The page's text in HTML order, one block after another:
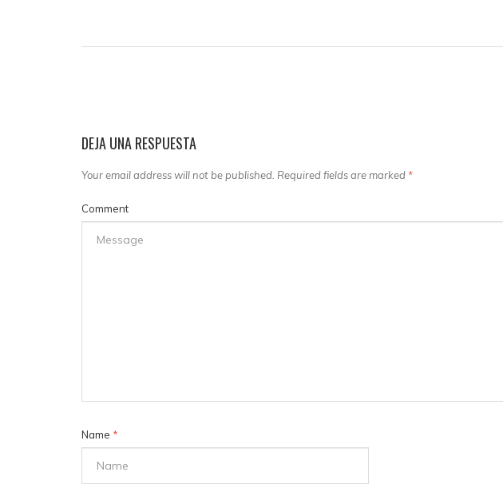
DEJA UNA RESPUESTA
Your email address will not be published. Required fields are marked *
Comment
Name *